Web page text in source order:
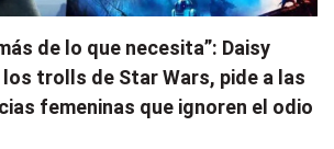
de lo que necesita”: Daisy
los trolls de Star Wars, pide a las
femeninas que ignoren el odio